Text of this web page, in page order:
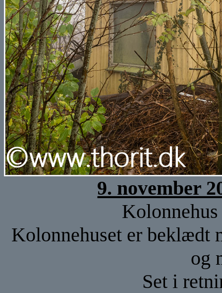
9. november
Kolonnehuset er beklædt
og
Set i